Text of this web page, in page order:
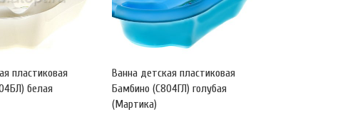
пластиковая
белая
Ванна детская пластиковая
Бамбино (С804ГЛ) голубая
(Мартика)